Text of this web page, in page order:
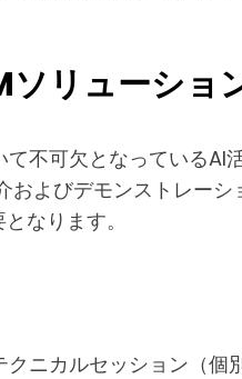
リューショ
不可欠となっているAI
よびデモンストレー
なります。
ニカルセッション（個